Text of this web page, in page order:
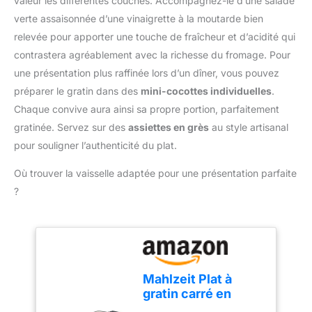
pour carottes, oignons,
courgettes, tomates et
bien plus encore.
Réduisez le temps de
cuisine au quotidien
Utilisation sûre et
nettoyage facile – Son
design ergonomique
confortable et une
Après utilisation, il suffit
de placer le bouton sur la
position verrouillée pour
un rangement sécurisé
Durable et peu
encombrante – Grâce à
Matériau de Qualité
Alimentaire - Le coupe
oignon manuel est
alimentaire et 420J2,
sans BPA, ce qui permet
de conserver des
ingrédients sains,
nutritifs et sûrs. Avec ce
coupe-légumes à
mandoline, vous pouvez
dîners sains, délicieux et
coupe légumes peut
trancher, découper,
râper, réduire en purée,
non seulement pour
couper les légumes, mais
verte assaisonnée d’une vinaigrette à la moutarde bien
relevée pour apporter une touche de fraîcheur et d’acidité qui
contrastera agréablement avec la richesse du fromage. Pour
une présentation plus raffinée lors d’un dîner, vous pouvez
préparer le gratin dans des mini-cocottes individuelles.
Chaque convive aura ainsi sa propre portion, parfaitement
gratinée. Servez sur des assiettes en grès au style artisanal
pour souligner l’authenticité du plat.
Où trouver la vaisselle adaptée pour une présentation parfaite
?
Mahlzeit Plat à
gratin carré en